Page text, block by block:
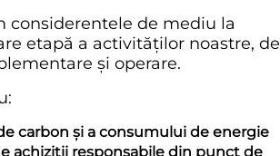
considerentele de mediu la
etapă a activităților noastre, de
și operare.
carbon și a consumului de energie
achiziții responsabile din punct de